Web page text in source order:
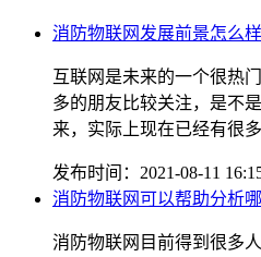
消防物联网发展前景怎么样
互联网是未来的一个很热
多的朋友比较关注，是不
来，实际上现在已经有很
发布时间：2021-08-11
消防物联网可以帮助分析哪
消防物联网目前得到很多